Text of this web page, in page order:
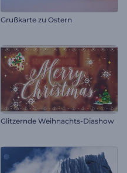
Grußkarte zu Ostern
Glitzernde Weihnachts-Diashow